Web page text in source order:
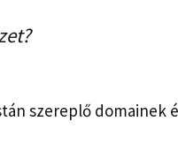
szereplő domainek